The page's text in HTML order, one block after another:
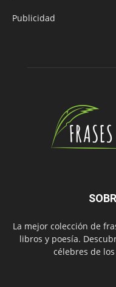
Publicidad
La mejor colección de
libros y poesía.
célebres de